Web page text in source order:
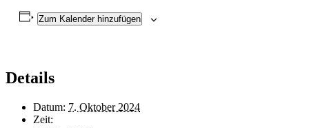
Zum Kalender hinzufügen
Details
Datum: 7. Oktober 2024
Zeit: